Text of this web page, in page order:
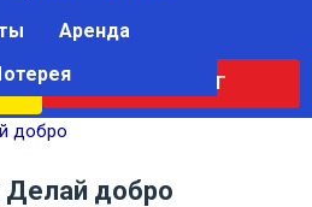
КАТАЛОГ
Аренда
добро
Делай добро